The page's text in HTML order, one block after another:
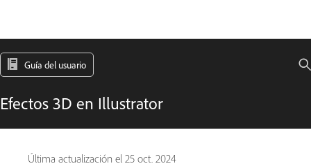
Guía del usuario
Efectos 3D en Illustrator
Última actualización el 25 oct. 2024